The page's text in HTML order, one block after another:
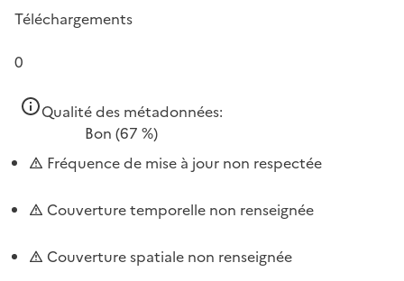
Téléchargements
0
Qualité des métadonnées:
Bon (67 %)
Fréquence de mise à jour non respectée
Couverture temporelle non renseignée
Couverture spatiale non renseignée